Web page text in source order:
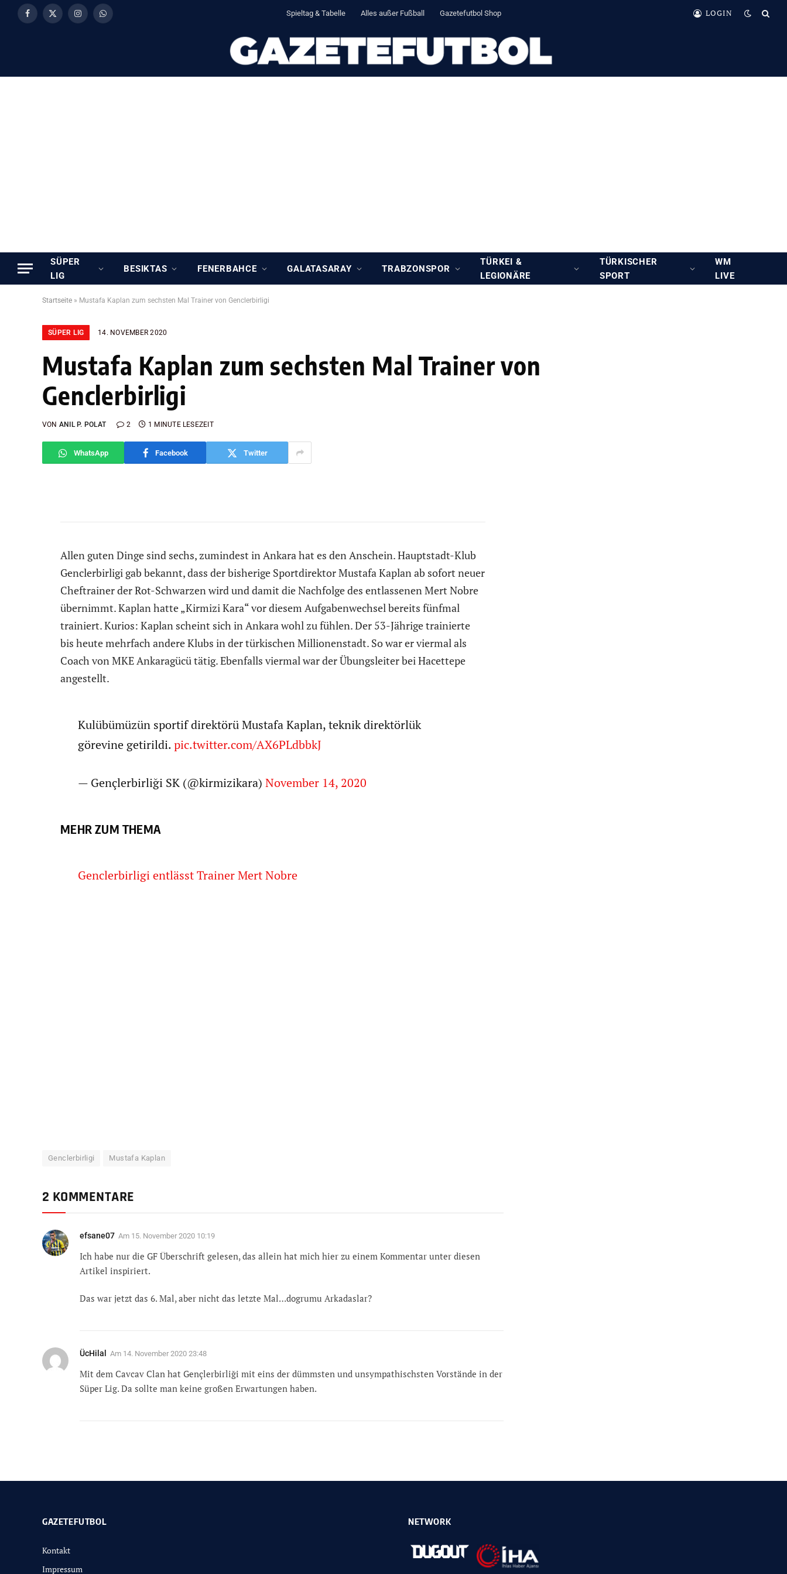
Facebook
X
InstagramWhatsApp Spieltag & Tabelle Alles außer Fußball Gazetefutbol Shop LOGIN
SÜPER
LIG
BESIKTAS FENERBAHCE GALATASARAY TRABZONSPOR
TÜRKEI &
LEGIONÄRE
TÜRKISCHER
SPORT
WM
LIVE
Startseite » Mustafa Kaplan zum sechsten Mal Trainer von Genclerbirligi
SÜPER LIG 14. NOVEMBER 2020
Mustafa Kaplan zum sechsten Mal Trainer von
Genclerbirligi
VON ANIL P. POLAT 2 1 MINUTE LESEZEIT
WhatsApp Facebook Twitter
Allen guten Dinge sind sechs, zumindest in Ankara hat es den Anschein. Hauptstadt-Klub
Genclerbirligi gab bekannt, dass der bisherige Sportdirektor Mustafa Kaplan ab sofort neuer
Cheftrainer der Rot-Schwarzen wird und damit die Nachfolge des entlassenen Mert Nobre
übernimmt. Kaplan hatte „Kirmizi Kara“ vor diesem Aufgabenwechsel bereits fünfmal
trainiert. Kurios: Kaplan scheint sich in Ankara wohl zu fühlen. Der 53-Jährige trainierte
bis heute mehrfach andere Klubs in der türkischen Millionenstadt. So war er viermal als
Coach von MKE Ankaragücü tätig. Ebenfalls viermal war der Übungsleiter bei Hacettepe
angestellt.
Kulübümüzün sportif direktörü Mustafa Kaplan, teknik direktörlük
görevine getirildi.pic.twitter.com/AX6PLdbbkJ
— Gençlerbirliği SK (@kirmizikara)November 14, 2020
MEHR ZUM THEMA
Genclerbirligi entlässt Trainer Mert Nobre
Genclerbirligi Mustafa Kaplan
2 KOMMENTARE
efsane07 Am 15. November 2020 10:19
Ich habe nur die GF Überschrift gelesen, das allein hat mich hier zu einem Kommentar unter diesen
Artikel inspiriert.
Das war jetzt das 6. Mal, aber nicht das letzte Mal…dogrumu Arkadaslar?
ÜcHilal Am 14. November 2020 23:48
Mit dem Cavcav Clan hat Gençlerbirliği mit eins der dümmsten und unsympathischsten Vorstände in der
Süper Lig. Da sollte man keine großen Erwartungen haben.
GAZETEFUTBOL
Kontakt
Impressum
NETWORK